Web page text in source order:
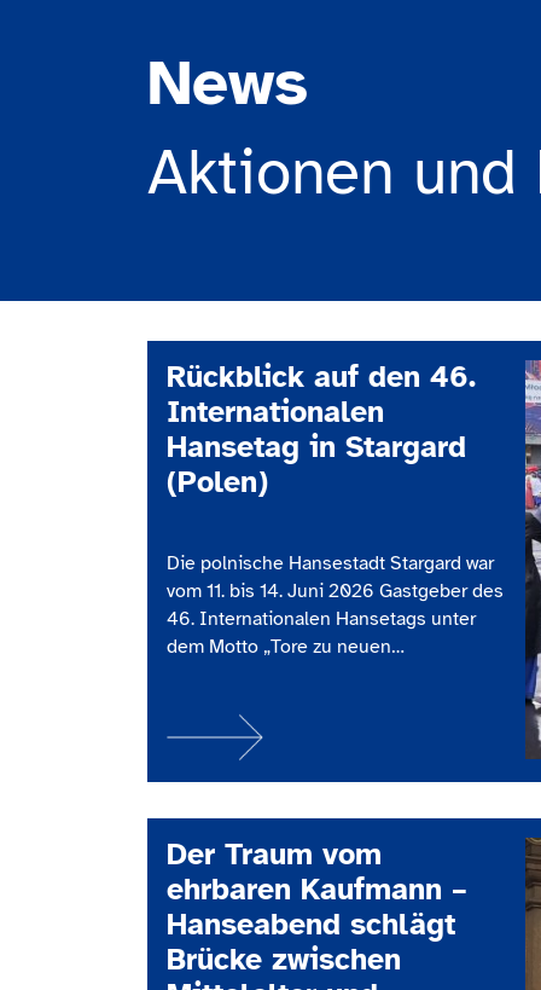
News
Aktionen und
Rückblick auf den 46.
Internationalen
Hansetag in Stargard
(Polen)
Die polnische Hansestadt Stargard war
vom 11. bis 14. Juni 2026 Gastgeber des
46. Internationalen Hansetags unter
dem Motto „Tore zu neuen
Polen vertreten, um gemeinsam mit
Stargard und mehr als 30.000
Besucherinnen und Besuchern ein
großes Hansefest zu feiern. Unsere
Hansestadt Lippstadt war mit…
Der Traum vom
ehrbaren Kaufmann –
Hanseabend schlägt
Brücke zwischen